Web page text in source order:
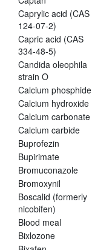
Caprylic acid (CAS
124-07-2)
Capric acid (CAS
334-48-5)
Candida oleophila
strain O
Calcium phosphide
Calcium hydroxide
Calcium carbonate
Calcium carbide
Buprofezin
Bupirimate
Bromuconazole
Bromoxynil
Boscalid (formerly
nicobifen)
Blood meal
Bixlozone